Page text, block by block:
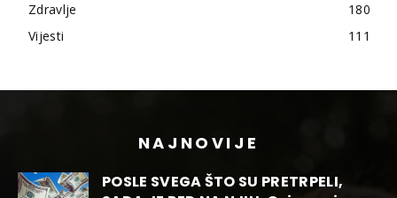
Zdravlje
180
Vijesti
111
NAJNOVIJE
POSLE SVEGA ŠTO SU PRETRPELI,